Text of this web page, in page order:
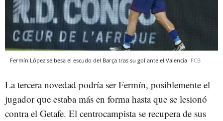
Fermín López se besa el escudo del Barça tras su gol ante el Valencia FCB
La tercera novedad podría ser Fermín, posiblemente el
jugador que estaba más en forma hasta que se lesionó
contra el Getafe. El centrocampista se recupera de sus